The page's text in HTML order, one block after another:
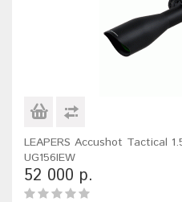
LEAPERS Accushot Tactical
UG156IEW
52 000 р.